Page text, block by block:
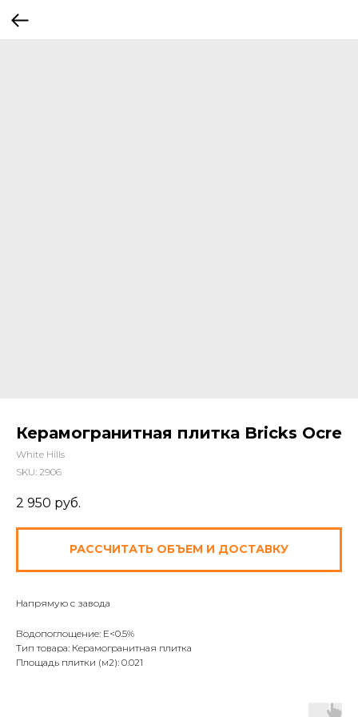
Керамогранитная плитка Bricks Ocre
White Hills
SKU: 2906
2 950 руб.
РАССЧИТАТЬ ОБЪЕМ И ДОСТАВКУ
Напрямую с завода
Водопоглощение: E<0.5%
Тип товара: Керамогранитная плитка
Площадь плитки (м2): 0.021